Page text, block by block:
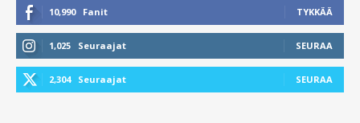
10,990 Fanit TYKKÄÄ
1,025 Seuraajat SEURAA
2,304 Seuraajat SEURAA